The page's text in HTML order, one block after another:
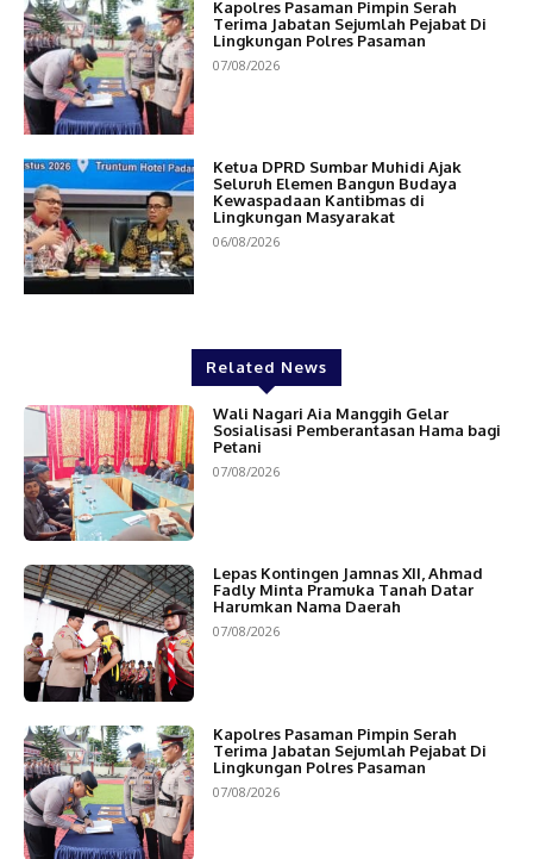
Kapolres Pasaman Pimpin Serah
Terima Jabatan Sejumlah Pejabat Di
Lingkungan Polres Pasaman
07/08/2026
Ketua DPRD Sumbar Muhidi Ajak
Seluruh Elemen Bangun Budaya
Kewaspadaan Kantibmas di
Lingkungan Masyarakat
06/08/2026
Related News
Wali Nagari Aia Manggih Gelar
Sosialisasi Pemberantasan Hama bagi
Petani
07/08/2026
Lepas Kontingen Jamnas XII, Ahmad
Fadly Minta Pramuka Tanah Datar
Harumkan Nama Daerah
07/08/2026
Kapolres Pasaman Pimpin Serah
Terima Jabatan Sejumlah Pejabat Di
Lingkungan Polres Pasaman
07/08/2026